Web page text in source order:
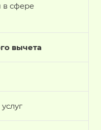
сфере
вычета